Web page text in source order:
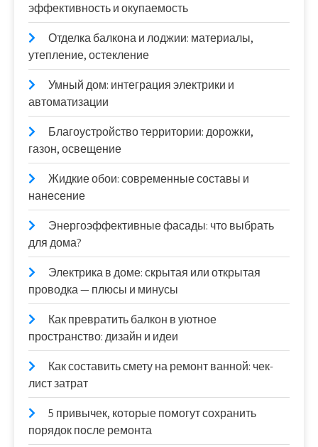
эффективность и окупаемость
Отделка балкона и лоджии: материалы,
утепление, остекление
Умный дом: интеграция электрики и
автоматизации
Благоустройство территории: дорожки,
газон, освещение
Жидкие обои: современные составы и
нанесение
Энергоэффективные фасады: что выбрать
для дома?
Электрика в доме: скрытая или открытая
проводка — плюсы и минусы
Как превратить балкон в уютное
пространство: дизайн и идеи
Как составить смету на ремонт ванной: чек-
лист затрат
5 привычек, которые помогут сохранить
порядок после ремонта